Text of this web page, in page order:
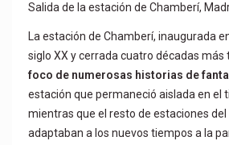
Salida de la estación de Chamberí,
La estación de Chamberí, inaugurada
siglo XX y cerrada cuatro décadas más
foco de numerosas historias de
estación que permaneció aislada en el
mientras que el resto de estaciones
adaptaban a los nuevos tiempos a la